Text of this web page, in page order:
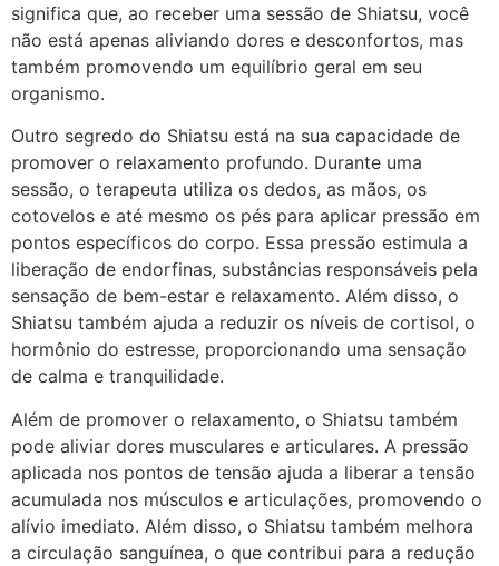
significa que, ao receber uma sessão de Shiatsu, você
não está apenas aliviando dores e desconfortos, mas
também promovendo um equilíbrio geral em seu
organismo.
Outro segredo do Shiatsu está na sua capacidade de
promover o relaxamento profundo. Durante uma
sessão, o terapeuta utiliza os dedos, as mãos, os
cotovelos e até mesmo os pés para aplicar pressão em
pontos específicos do corpo. Essa pressão estimula a
liberação de endorfinas, substâncias responsáveis pela
sensação de bem-estar e relaxamento. Além disso, o
Shiatsu também ajuda a reduzir os níveis de cortisol, o
hormônio do estresse, proporcionando uma sensação
de calma e tranquilidade.
Além de promover o relaxamento, o Shiatsu também
pode aliviar dores musculares e articulares. A pressão
aplicada nos pontos de tensão ajuda a liberar a tensão
acumulada nos músculos e articulações, promovendo o
alívio imediato. Além disso, o Shiatsu também melhora
a circulação sanguínea, o que contribui para a redução